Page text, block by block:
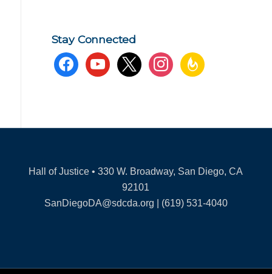
Stay Connected
facebookyoutube x instagramfeedburner
Hall of Justice • 330 W. Broadway, San Diego, CA
92101
SanDiegoDA@sdcda.org | (619) 531-4040